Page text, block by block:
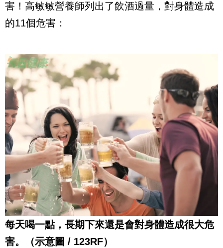
害！高敏敏營養師列出了飲酒過量，對身體造成
的11個危害：
每天喝一點，長期下來還是會對身體造成很大危
害。（示意圖 / 123RF）